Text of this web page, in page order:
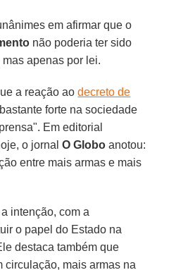
em afirmar que o
não poderia ter sido
apenas por lei.
a reação aodecreto de
forte na sociedade
Em editorial
o jornalO Globo anotou:
entre mais armas e mais
a intenção, com a
o papel do Estado na
destaca também que
circulação, mais armas na